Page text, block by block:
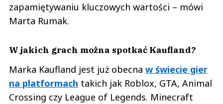
zapamiętywaniu kluczowych wartości – mówi
Marta Rumak.
W jakich grach można spotkać Kaufland?
Marka Kaufland jest już obecna w świecie gier
na platformach takich jak Roblox, GTA, Animal
Crossing czy League of Legends. Minecraft